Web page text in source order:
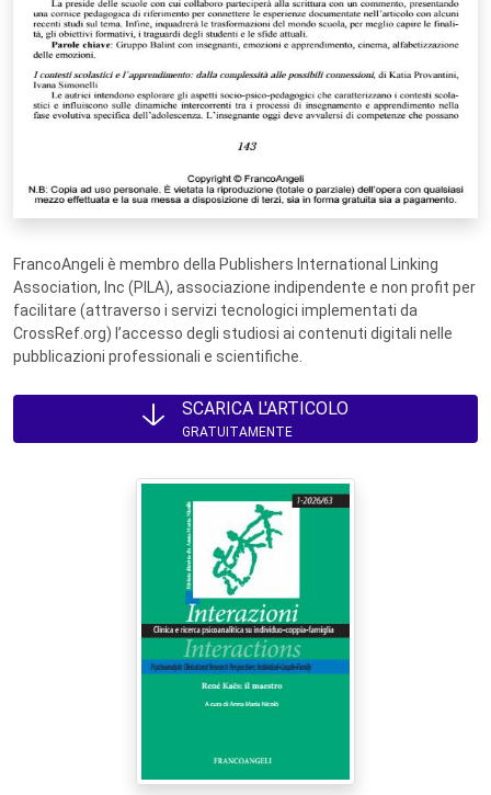
FrancoAngeli è membro della Publishers International Linking
Association, Inc (PILA), associazione indipendente e non profit per
facilitare (attraverso i servizi tecnologici implementati da
CrossRef.org) l’accesso degli studiosi ai contenuti digitali nelle
pubblicazioni professionali e scientifiche.
SCARICA L'ARTICOLO
GRATUITAMENTE